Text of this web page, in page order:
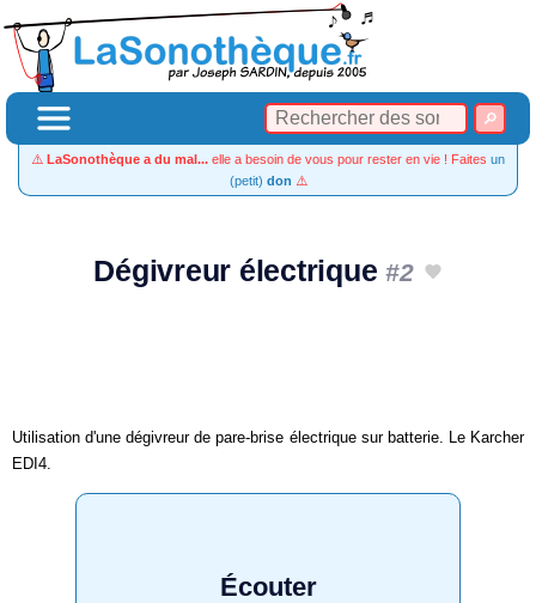
⚠️ LaSonothèque a du mal... elle a besoin de vous pour rester en vie ! Faites un
(petit) don ⚠️
Dégivreur électrique#2
Utilisation d'une dégivreur de pare-brise électrique sur batterie. Le Karcher
EDI4.
Écouter